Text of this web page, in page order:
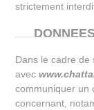
strictement
Dans le cadre de
avec
communiquer un
concernant,